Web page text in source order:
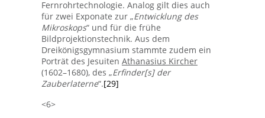
Fernrohrtechnologie. Analog gilt dies auch
für zwei Exponate zur „Entwicklung des
Mikroskops“ und für die frühe
Bildprojektionstechnik. Aus dem
Dreikönigsgymnasium stammte zudem ein
Porträt des Jesuiten Athanasius Kircher
(1602–1680), des „Erfinder[s] der
Zauberlaterne“.[29]
<6>